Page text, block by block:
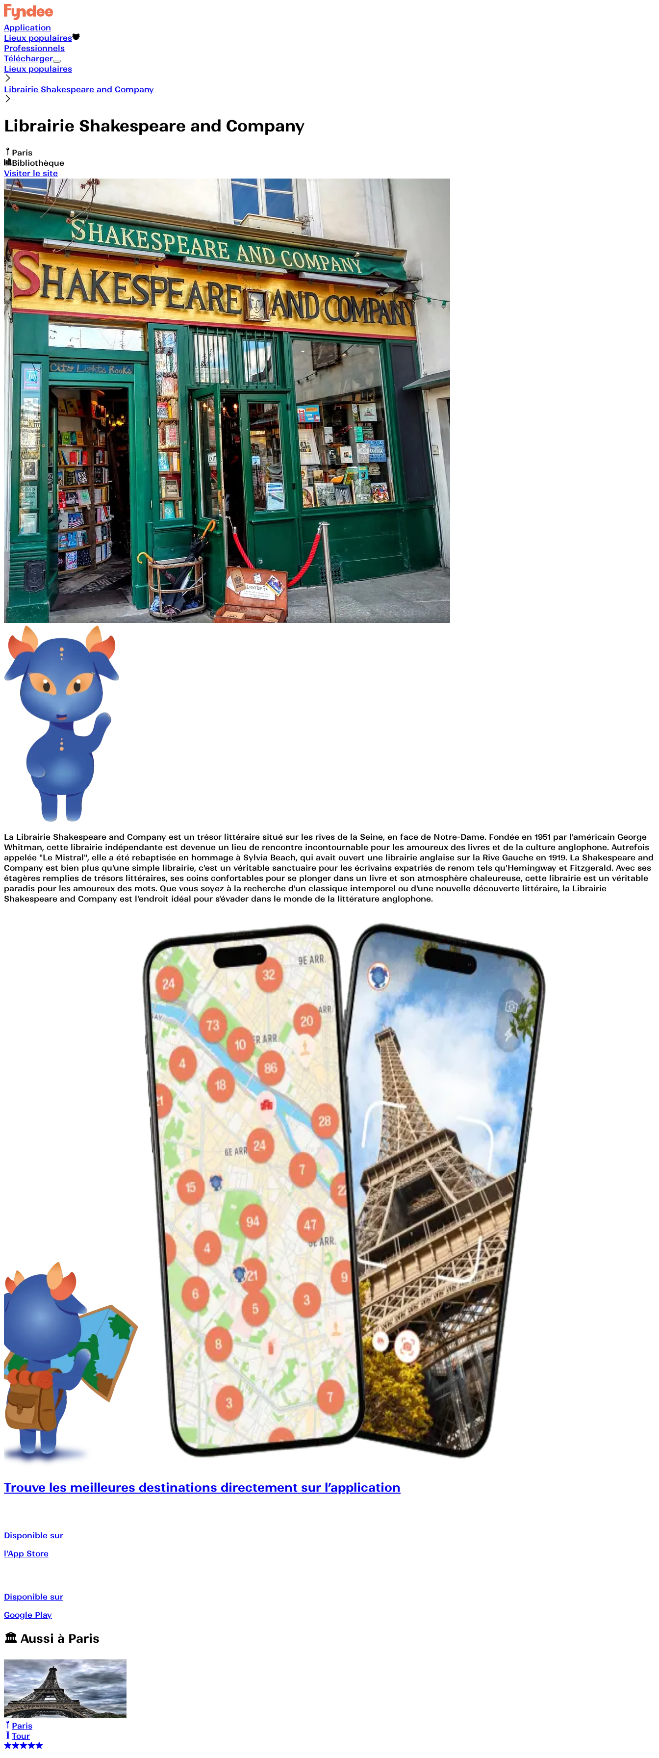
Application
Lieux populaires
Professionnels
Télécharger
Lieux populaires
Librairie Shakespeare and Company
Librairie Shakespeare and Company
Paris
Bibliothèque
Visiter le site
La Librairie Shakespeare and Company est un trésor littéraire situé sur les rives de la Seine, en face de Notre-Dame. Fondée en 1951 par l'américain George
Whitman, cette librairie indépendante est devenue un lieu de rencontre incontournable pour les amoureux des livres et de la culture anglophone. Autrefois
appelée "Le Mistral", elle a été rebaptisée en hommage à Sylvia Beach, qui avait ouvert une librairie anglaise sur la Rive Gauche en 1919. La Shakespeare and
Company est bien plus qu'une simple librairie, c'est un véritable sanctuaire pour les écrivains expatriés de renom tels qu'Hemingway et Fitzgerald. Avec ses
étagères remplies de trésors littéraires, ses coins confortables pour se plonger dans un livre et son atmosphère chaleureuse, cette librairie est un véritable
paradis pour les amoureux des mots. Que vous soyez à la recherche d'un classique intemporel ou d'une nouvelle découverte littéraire, la Librairie
Shakespeare and Company est l'endroit idéal pour s'évader dans le monde de la littérature anglophone.
Trouve les meilleures destinations directement sur l’application
Disponible sur
l'App Store
Disponible sur
Google Play
🏛️️ Aussi à Paris
Paris
Tour